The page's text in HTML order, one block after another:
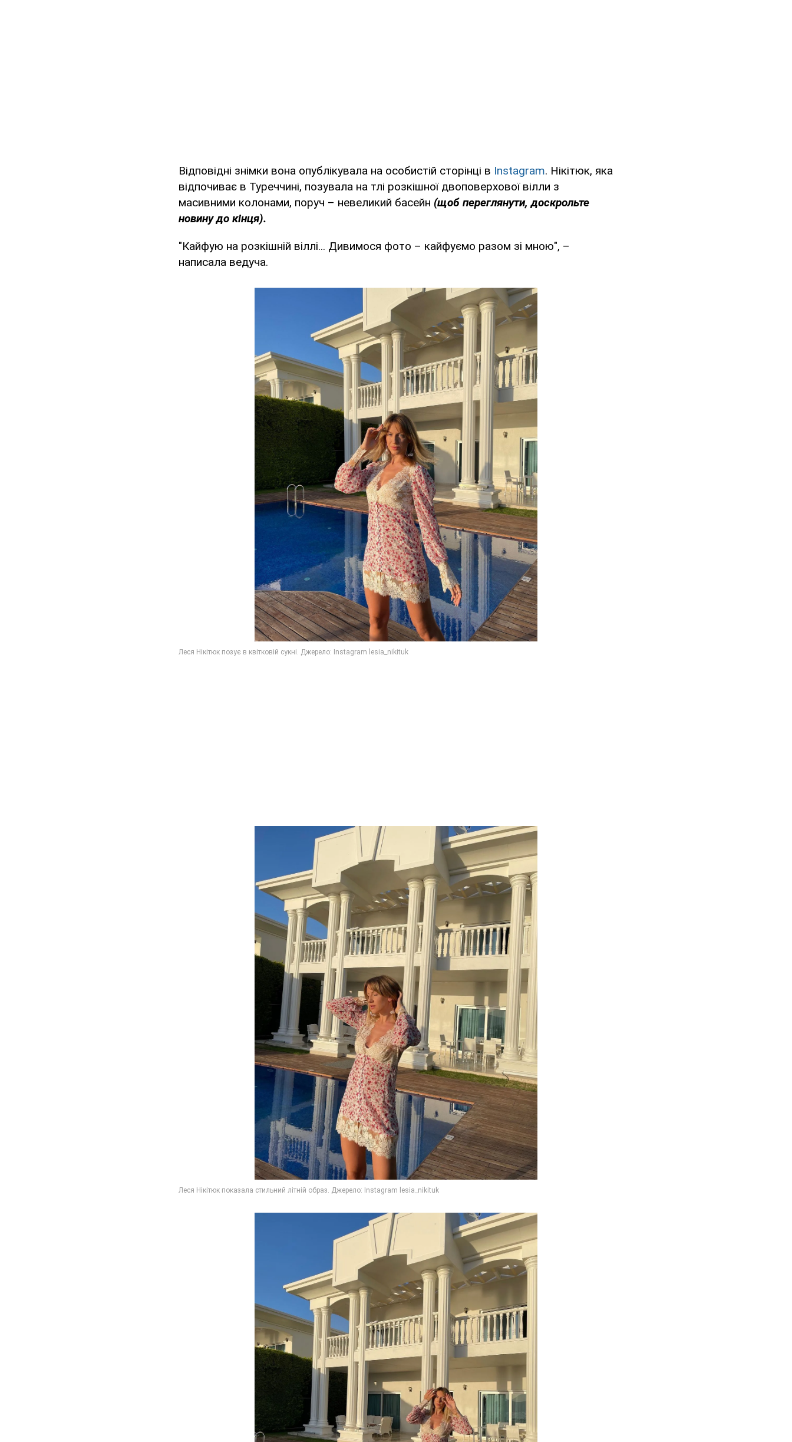
Відповідні знімки вона опублікувала на особистій сторінці в Instagram. Нікітюк, яка
відпочиває в Туреччині, позувала на тлі розкішної двоповерхової вілли з
масивними колонами, поруч – невеликий басейн (щоб переглянути, доскрольте
новину до кінця).
"Кайфую на розкішній віллі... Дивимося фото – кайфуємо разом зі мною", –
написала ведуча.